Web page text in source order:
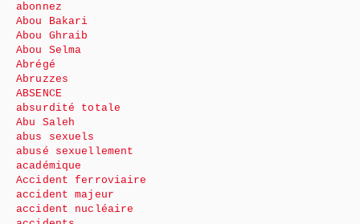
abonnez
Abou Bakari
Abou Ghraib
Abou Selma
Abrégé
Abruzzes
ABSENCE
absurdité totale
Abu Saleh
abus sexuels
abusé sexuellement
académique
Accident ferroviaire
accident majeur
accident nucléaire